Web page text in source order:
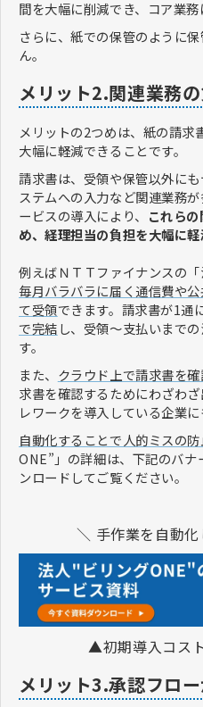
間を大幅に削減でき、コア業務
さらに、紙での保管のように
ん。
メリット2.関連業務
メリットの2つめは、紙の請求
大幅に軽減できることです。
請求書は、受領や保管以外に
ステムへの入力など関連業務
ービスの導入により、 これら
め、経理担当の負担を大幅に
例えばＮＴＴファイナンスの
毎月バラバラに届く通信費や
て受領できます。請求書が1通
で完結し、受領〜支払いまで
す。
また、 クラウド上で請求書を
求書を確認するためにわざわ
レワークを導入している企業に
自動化することで人的ミスの
ONE”」の詳細は、下記のバ
ンロードしてご覧ください。
＼ 手作業を自動
▲初期導入コス
メリット3.承認フロ